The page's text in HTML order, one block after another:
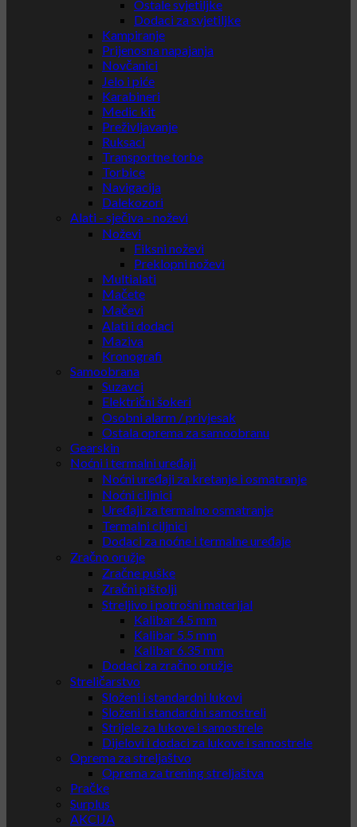
Ostale svjetiljke
Dodaci za svjetiljke
Kampiranje
Prijenosna napajanja
Novčanici
Jelo i piće
Karabineri
Medic kit
Preživljavanje
Ruksaci
Transportne torbe
Torbice
Navigacija
Dalekozori
Alati - sječiva - noževi
Noževi
Fiksni noževi
Preklopni noževi
Multialati
Mačete
Mačevi
Alati i dodaci
Maziva
Kronografi
Samoobrana
Suzavci
Električni šokeri
Osobni alarm / privjesak
Ostala oprema za samoobranu
Gearskin
Noćni i termalni uređaji
Noćni uređaji za kretanje i osmatranje
Noćni ciljnici
Uređaji za termalno osmatranje
Termalni ciljnici
Dodaci za noćne i termalne uređaje
Zračno oružje
Zračne puške
Zračni pištolji
Streljivo i potrošni materijal
Kalibar 4.5 mm
Kalibar 5.5 mm
Kalibar 6.35 mm
Dodaci za zračno oružje
Streličarstvo
Složeni i standardni lukovi
Složeni i standardni samostreli
Strijele za lukove i samostrele
Dijelovi i dodaci za lukove i samostrele
Oprema za streljaštvo
Oprema za trening streljaštva
Pračke
Surplus
AKCIJA